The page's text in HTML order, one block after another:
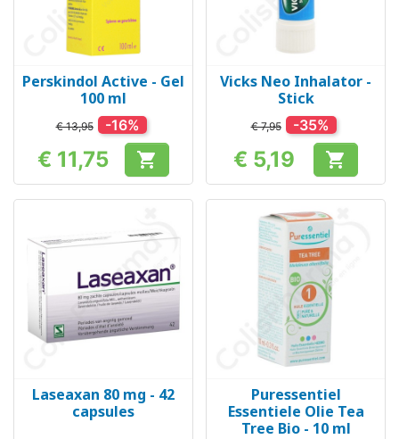
Perskindol Active - Gel
100 ml
€ 13,95 -16%
Prijs
€ 11,75 
Vicks Neo Inhalator -
Stick
€ 7,95 -35%
Prijs
€ 5,19 
Laseaxan 80 mg - 42
capsules
Puressentiel
Essentiele Olie Tea
Tree Bio - 10 ml